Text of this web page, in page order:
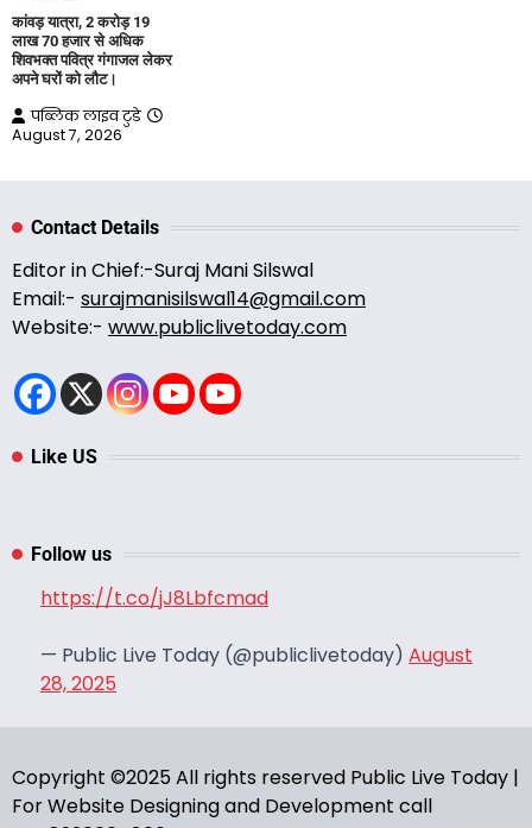
कांवड़ यात्रा, 2 करोड़ 19
लाख 70 हजार से अधिक
शिवभक्त पवित्र गंगाजल लेकर
अपने घरों को लौट।
पब्लिक लाइव टुडे
August 7, 2026
Contact Details
Editor in Chief:-Suraj Mani Silswal
Email:- surajmanisilswal14@gmail.com
Website:- www.publiclivetoday.com
Like US
Follow us
https://t.co/jJ8Lbfcmad
— Public Live Today (@publiclivetoday) August
28, 2025
Copyright ©2025 All rights reserved Public Live Today |
For Website Designing and Development call